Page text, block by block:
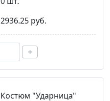
2936.25 руб.
+
Костюм "Ударница"